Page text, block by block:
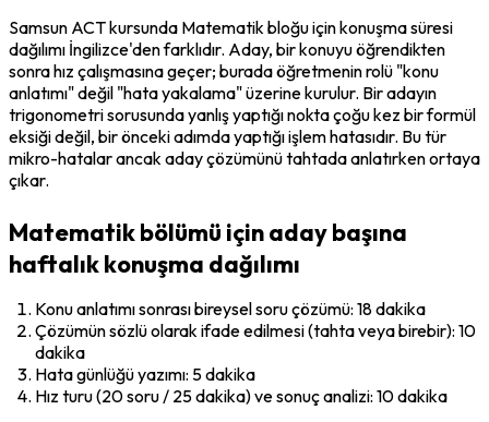
Samsun ACT kursunda Matematik bloğu için konuşma süresi
dağılımı İngilizce'den farklıdır. Aday, bir konuyu öğrendikten
sonra hız çalışmasına geçer; burada öğretmenin rolü "konu
anlatımı" değil "hata yakalama" üzerine kurulur. Bir adayın
trigonometri sorusunda yanlış yaptığı nokta çoğu kez bir formül
eksiği değil, bir önceki adımda yaptığı işlem hatasıdır. Bu tür
mikro-hatalar ancak aday çözümünü tahtada anlatırken ortaya
çıkar.
Matematik bölümü için aday başına
haftalık konuşma dağılımı
Konu anlatımı sonrası bireysel soru çözümü: 18 dakika
Çözümün sözlü olarak ifade edilmesi (tahta veya birebir): 10
dakika
Hata günlüğü yazımı: 5 dakika
Hız turu (20 soru / 25 dakika) ve sonuç analizi: 10 dakika